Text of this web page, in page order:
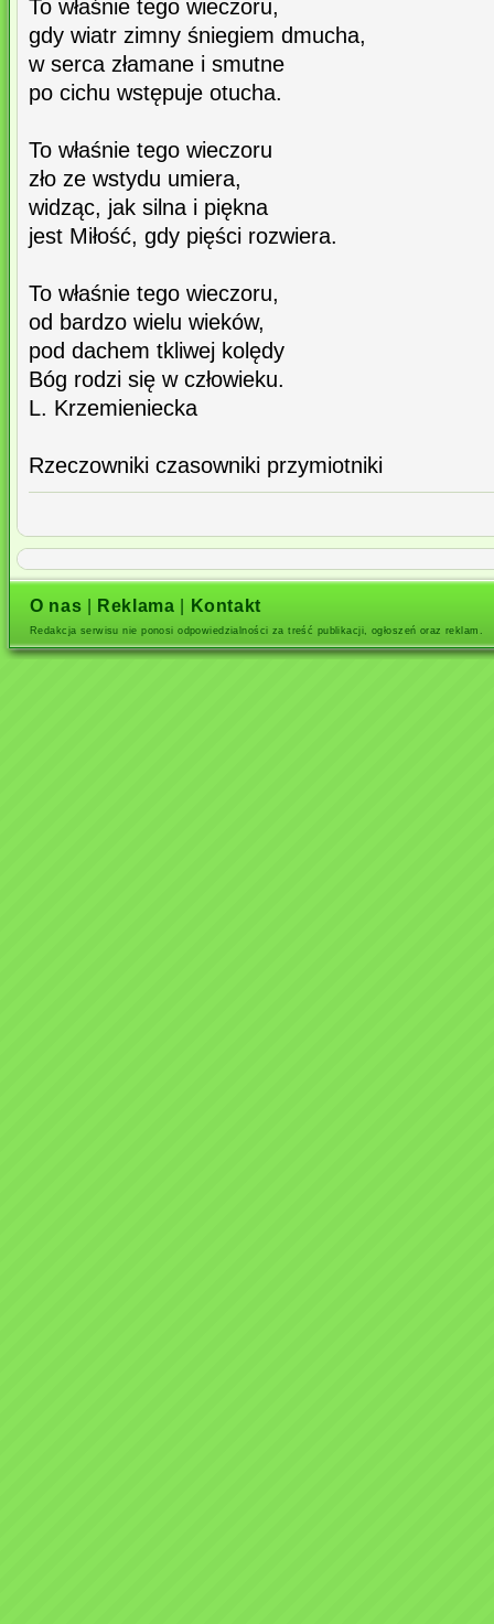
To właśnie tego wieczoru,
gdy wiatr zimny śniegiem dmucha,
w serca złamane i smutne
po cichu wstępuje otucha.
To właśnie tego wieczoru
zło ze wstydu umiera,
widząc, jak silna i piękna
jest Miłość, gdy pięści rozwiera.
To właśnie tego wieczoru,
od bardzo wielu wieków,
pod dachem tkliwej kolędy
Bóg rodzi się w człowieku.
L. Krzemieniecka
Rzeczowniki czasowniki przymiotniki
O nas Reklama Kontakt
Redakcja serwisu nie ponosi odpowiedzialności za treść publikacji, ogłoszeń oraz reklam.